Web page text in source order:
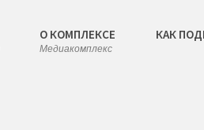
О КОМПЛЕКСЕ
Медиакомплекс
КАК